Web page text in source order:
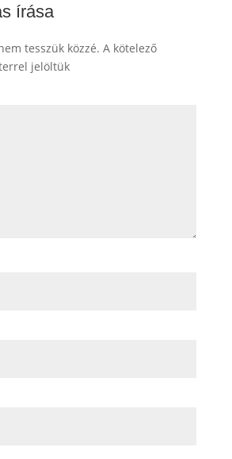
írása
tesszük közzé. A kötelező
jelöltük